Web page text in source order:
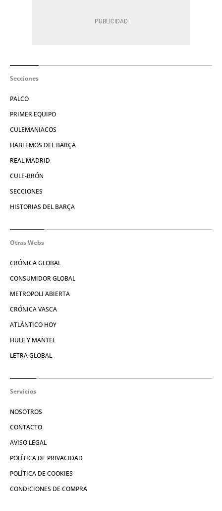
Secciones
PALCO
PRIMER EQUIPO
CULEMANIACOS
HABLEMOS DEL BARÇA
REAL MADRID
CULE-BRÓN
SECCIONES
HISTORIAS DEL BARÇA
Otras Webs
CRÓNICA GLOBAL
CONSUMIDOR GLOBAL
METROPOLI ABIERTA
CRÓNICA VASCA
ATLÁNTICO HOY
HULE Y MANTEL
LETRA GLOBAL
Servicios
NOSOTROS
CONTACTO
AVISO LEGAL
POLÍTICA DE PRIVACIDAD
POLÍTICA DE COOKIES
CONDICIONES DE COMPRA